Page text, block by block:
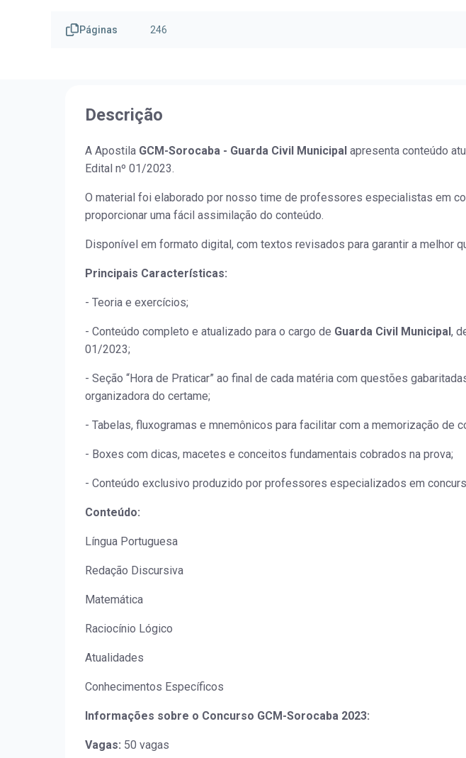
Páginas 246
Descrição
A Apostila GCM-Sorocaba - Guarda Civil Municipal apresenta conteúdo
Edital nº 01/2023.
O material foi elaborado por nosso time de professores especialistas em
proporcionar uma fácil assimilação do conteúdo.
Disponível em formato digital, com textos revisados para garantir a melhor
Principais Características:
- Teoria e exercícios;
- Conteúdo completo e atualizado para o cargo de Guarda Civil Municipal ,
01/2023;
- Seção “Hora de Praticar” ao final de cada matéria com questões
organizadora do certame;
- Tabelas, fluxogramas e mnemônicos para facilitar com a memorização de
- Boxes com dicas, macetes e conceitos fundamentais cobrados na prova;
- Conteúdo exclusivo produzido por professores especializados em
Conteúdo:
Língua Portuguesa
Redação Discursiva
Matemática
Raciocínio Lógico
Atualidades
Conhecimentos Específicos
Informações sobre o Concurso GCM-Sorocaba 2023:
Vagas: 50 vagas